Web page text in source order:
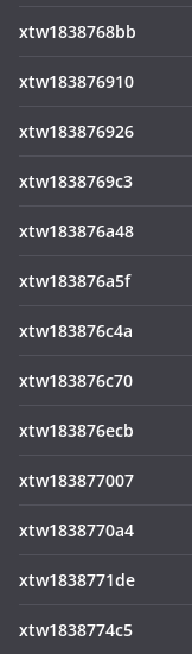
xtw1838768bb
xtw183876910
xtw183876926
xtw1838769c3
xtw183876a48
xtw183876a5f
xtw183876c4a
xtw183876c70
xtw183876ecb
xtw183877007
xtw1838770a4
xtw1838771de
xtw1838774c5